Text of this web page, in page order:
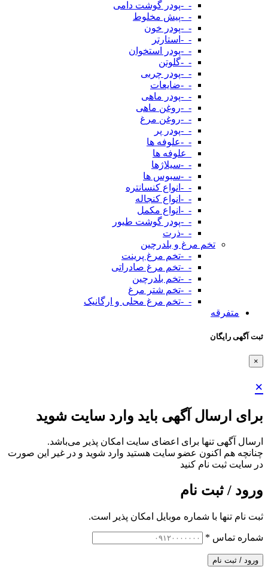
-_-پودر گوشت دامی
-_-پیش مخلوط
-_-پودر خون
-_-استارتر
-_-پودر استخوان
-_-گلوتن
-_-پودر چربی
-_-ضایعات
-_-پودر ماهی
-_-روغن ماهی
-_-روغن مرغ
-_-پودر پر
-_-علوفه ها
_علوفه ها
-_-سیلاژها
-_-سبوس ها
-_-انواع کنسانتره
-_-انواع کنجاله
-_-انواع مکمل
-_-پودر گوشت طیور
-_-ذرت
تخم مرغ و بلدرچین
-_-تخم مرغ پرینت
-_-تخم مرغ صادراتی
-_-تخم بلدرچین
-_-تخم شتر مرغ
-_-تخم مرغ محلی و ارگانیک
متفرقه
ثبت آگهی رایگان
×
×
برای ارسال آگهی باید وارد سایت شوید
ارسال آگهی تنها برای اعضای سایت امکان پذیر می‌باشد.
چنانچه هم‌ اکنون عضو سایت هستید وارد شوید و در غیر این صورت
در سایت ثبت نام کنید
ورود / ثبت نام
ثبت نام تنها با شماره موبایل امکان پذیر است.
شماره تماس *
ورود / ثبت نام